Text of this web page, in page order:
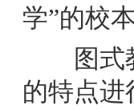
学”的校
图式教
的特点